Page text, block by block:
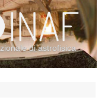
di astrofisica